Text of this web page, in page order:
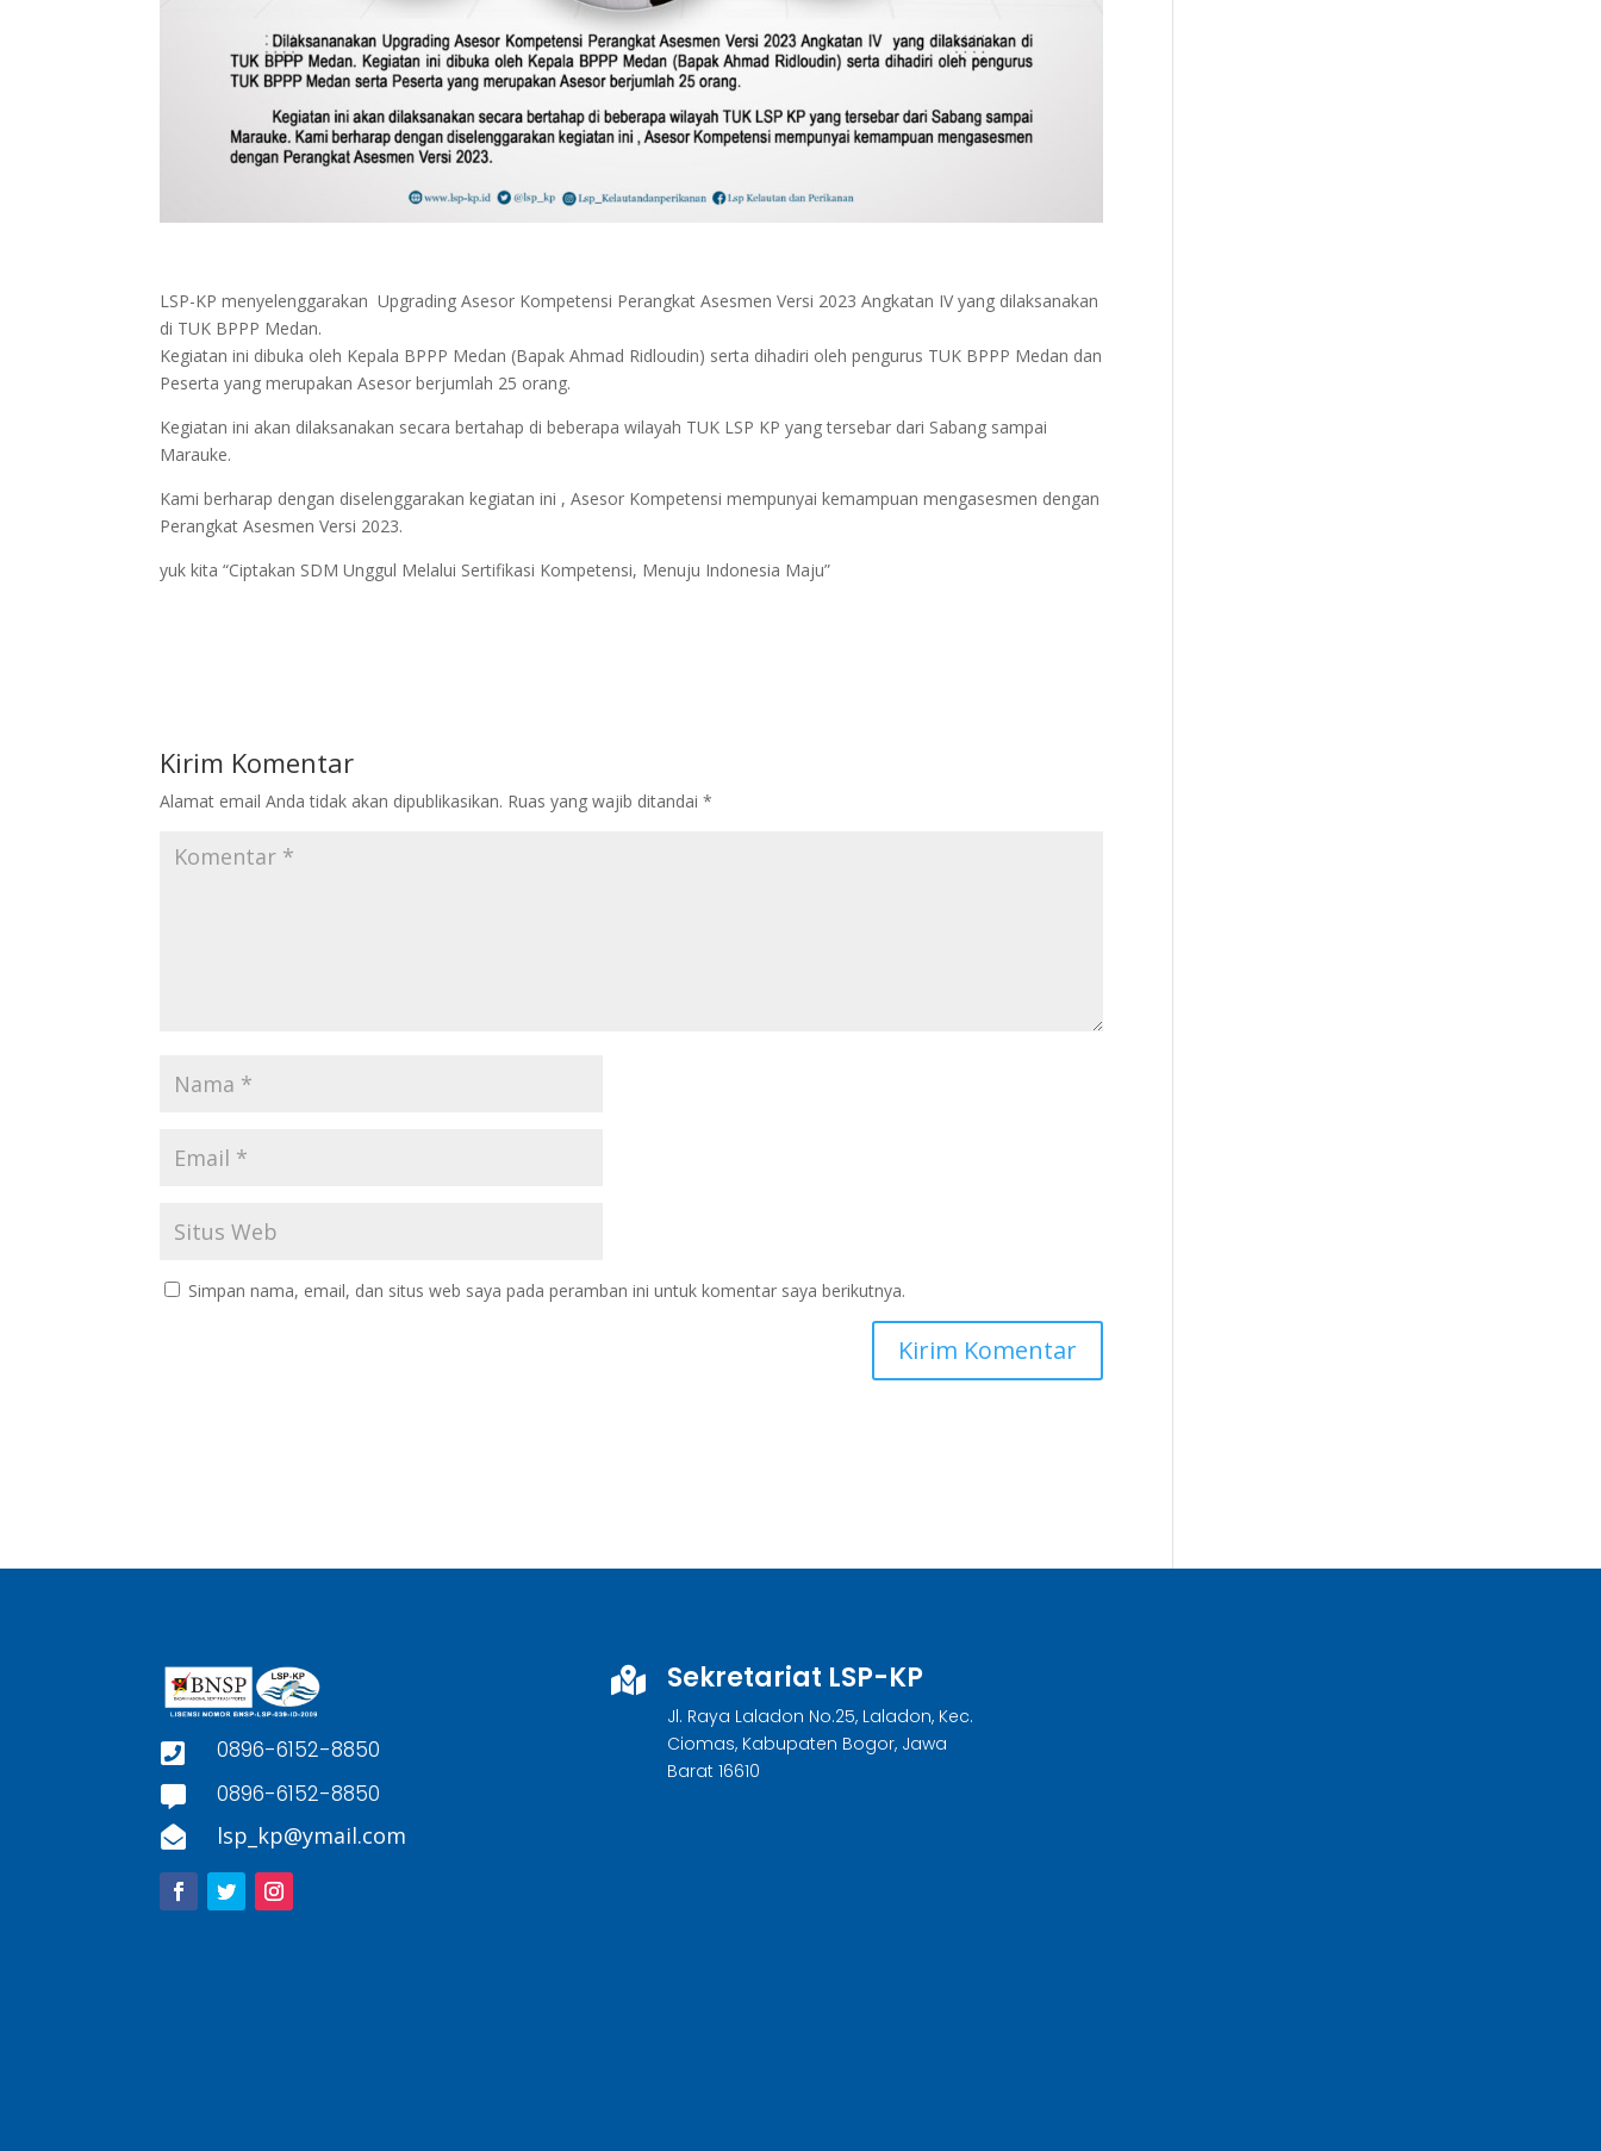
LSP-KP menyelenggarakan Upgrading Asesor Kompetensi Perangkat Asesmen Versi 2023 Angkatan IV yang dilaksanakan
di TUK BPPP Medan.
Kegiatan ini dibuka oleh Kepala BPPP Medan (Bapak Ahmad Ridloudin) serta dihadiri oleh pengurus TUK BPPP Medan dan
Peserta yang merupakan Asesor berjumlah 25 orang.
Kegiatan ini akan dilaksanakan secara bertahap di beberapa wilayah TUK LSP KP yang tersebar dari Sabang sampai
Marauke.
Kami berharap dengan diselenggarakan kegiatan ini , Asesor Kompetensi mempunyai kemampuan mengasesmen dengan
Perangkat Asesmen Versi 2023.
yuk kita “Ciptakan SDM Unggul Melalui Sertifikasi Kompetensi, Menuju Indonesia Maju”
Kirim Komentar
Alamat email Anda tidak akan dipublikasikan. Ruas yang wajib ditandai*
Simpan nama, email, dan situs web saya pada peramban ini untuk komentar saya berikutnya.
 0896-6152-8850
 0896-6152-8850
 lsp_kp@ymail.com
 Sekretariat LSP-KP
Jl. Raya Laladon No.25, Laladon, Kec.
Ciomas, Kabupaten Bogor, Jawa
Barat 16610